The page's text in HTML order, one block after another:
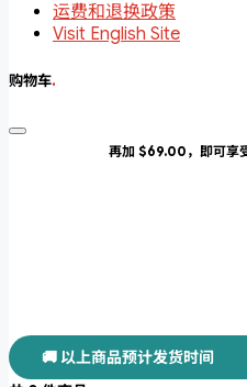
运费和退换政策
Visit English Site
购物车.
再加 $69.00，即可享
🚚 以上商品预计发货时间